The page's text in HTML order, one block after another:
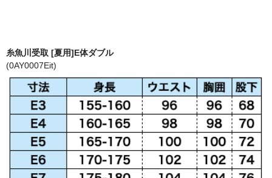
糸魚川受取 [夏用]E体ダブル
(0AY0007Eit)